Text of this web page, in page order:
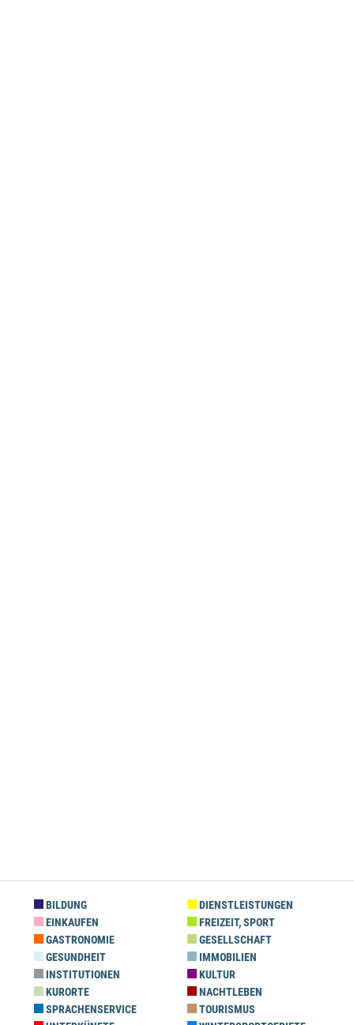
BILDUNG
DIENSTLEISTUNGEN
EINKAUFEN
FREIZEIT, SPORT
GASTRONOMIE
GESELLSCHAFT
GESUNDHEIT
IMMOBILIEN
INSTITUTIONEN
KULTUR
KURORTE
NACHTLEBEN
SPRACHENSERVICE
TOURISMUS